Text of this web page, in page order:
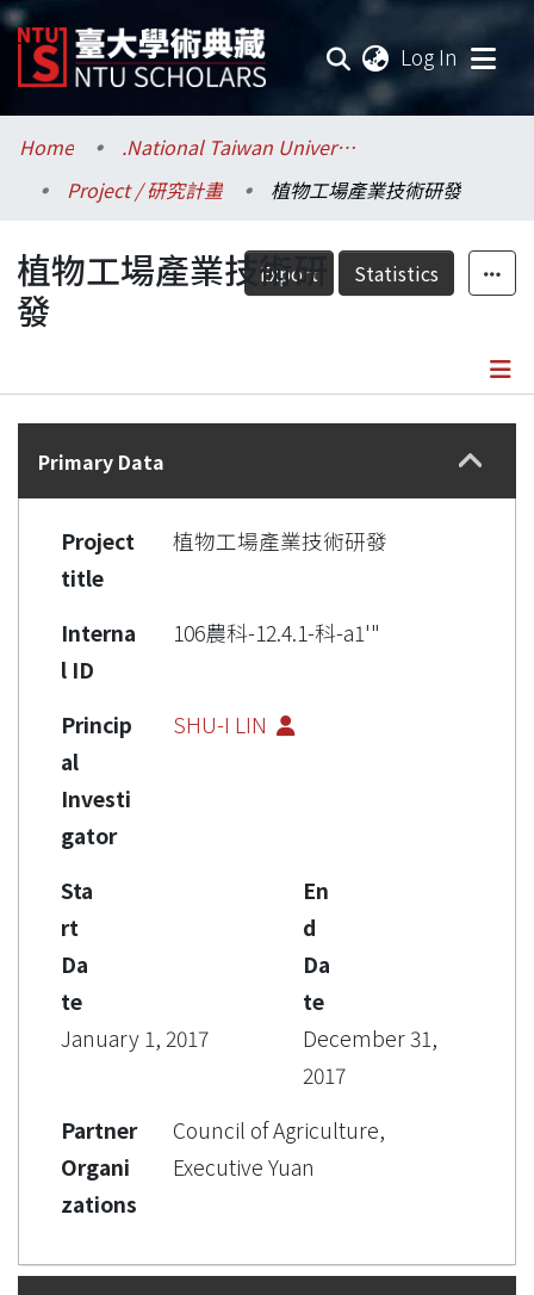
Log In
Communities & Collections
Research Outputs
Fundings & Projects
Researchers
Statistics
Home
.National Taiwan University / 國立臺灣大學
Project / 研究計畫
植物工場產業技術研發
Export Statistics
植物工場產業技術研
發
Details
Primary Data
Project
title
植物工場產業技術研發
Interna
l ID
106農科-12.4.1-科-a1'"
Princip
al
Investi
gator
SHU-I LIN
Sta
rt
Da
te
January 1, 2017
En
d
Da
te
December 31,
2017
Partner
Organi
zations
Council of Agriculture,
Executive Yuan